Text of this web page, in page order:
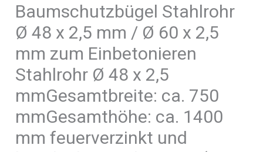
Baumschutzbügel Stahlrohr
Ø 48 x 2,5 mm / Ø 60 x 2,5
mm zum Einbetonieren
Stahlrohr Ø 48 x 2,5
mmGesamtbreite: ca. 750
mmGesamthöhe: ca. 1400
mm feuerverzinkt und